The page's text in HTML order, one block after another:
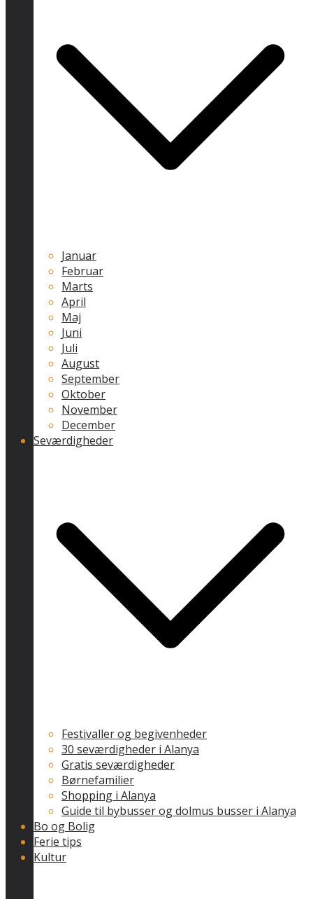
Januar
Februar
Marts
April
Maj
Juni
Juli
August
September
Oktober
November
December
Seværdigheder
Festivaller og begivenheder
30 seværdigheder i Alanya
Gratis seværdigheder
Børnefamilier
Shopping i Alanya
Guide til bybusser og dolmus busser i Alanya
Bo og Bolig
Ferie tips
Kultur